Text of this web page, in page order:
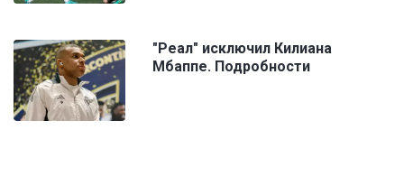
"Реал" исключил Килиана
Мбаппе. Подробности